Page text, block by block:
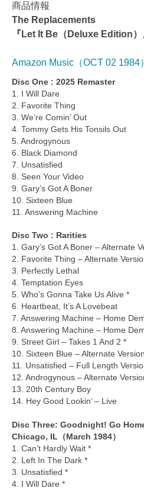
商品情報
The Replacements
『Let It Be（Deluxe Edition）
Amazon Music（OCT 02 1984）
Disc One : 2025 Remaster
1. I Will Dare
2. Favorite Thing
3. We’re Comin’ Out
4. Tommy Gets His Tonsils Out
5. Androgynous
6. Black Diamond
7. Unsatisfied
8. Seen Your Video
9. Gary’s Got A Boner
10. Sixteen Blue
11. Answering Machine
Disc Two : Rarities
1. Gary’s Got A Boner – Alternate
2. Favorite Thing – Alternate
3. Perfectly Lethal
4. Temptation Eyes
5. Who’s Gonna Take Us Alive *
6. Heartbeat, It’s A Lovebeat
7. Answering Machine – Home
8. Answering Machine – Home
9. Street Girl – Takes 1 And 2 *
10. Sixteen Blue – Alternate Version
11. Unsatisfied – Full Length
12. Androgynous – Alternate
13. 20th Century Boy
14. Hey Good Lookin’ – Live
Disc Three: Goodnight! Go
Chicago, IL（March 1984）
1. Can’t Hardly Wait *
2. Left In The Dark *
3. Unsatisfied *
4. I Will Dare *